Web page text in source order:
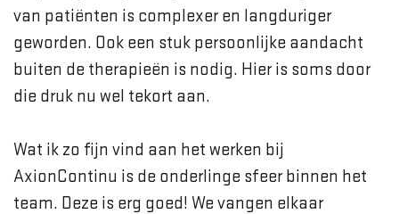
van patiënten is complexer en langduriger
geworden. Ook een stuk persoonlijke aandacht
buiten de therapieën is nodig. Hier is soms door
die druk nu wel tekort aan.
Wat ik zo fijn vind aan het werken bij
AxionContinu is de onderlinge sfeer binnen het
team. Deze is erg goed! We vangen elkaar